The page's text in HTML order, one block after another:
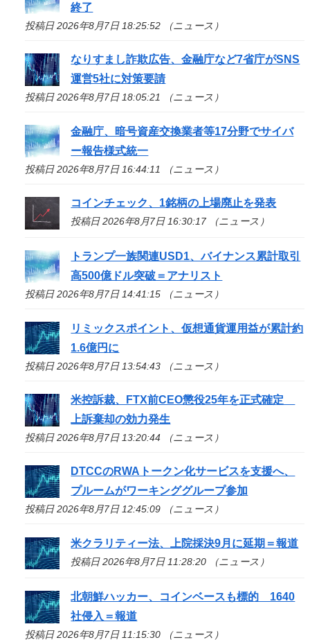
終了
投稿日 2026年8月7日 18:25:52 （ニュース）
なりすまし詐欺広告、金融庁など7省庁がSNS
運営5社に対策要請
投稿日 2026年8月7日 18:05:21 （ニュース）
金融庁、暗号資産交換業者等17分野でサイバ
ー報告様式統一
投稿日 2026年8月7日 16:44:11 （ニュース）
コインチェック、1銘柄の上場廃止を発表
投稿日 2026年8月7日 16:30:17 （ニュース）
トランプ一族関連USD1、バイナンス累計取引
高500億ドル突破＝アナリスト
投稿日 2026年8月7日 14:41:15 （ニュース）
リミックスポイント、仮想通貨運用益が累計約
1.6億円に
投稿日 2026年8月7日 13:54:43 （ニュース）
米控訴裁、FTX前CEO懲役25年を正式確定
上訴棄却の効力発生
投稿日 2026年8月7日 13:20:44 （ニュース）
DTCCのRWAトークン化サービスを支援へ、
プルームがワーキンググループ参加
投稿日 2026年8月7日 12:45:09 （ニュース）
米クラリティー法、上院採決9月に延期＝報道
投稿日 2026年8月7日 11:28:20 （ニュース）
北朝鮮ハッカー、コインベースも標的 1640
社侵入＝報道
投稿日 2026年8月7日 11:15:30 （ニュース）